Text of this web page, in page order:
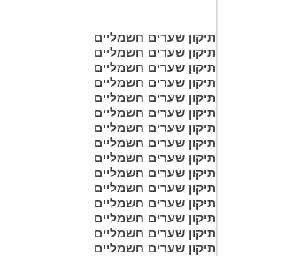
תיקון שערים חשמליים
תיקון שערים חשמליים
תיקון שערים חשמליים
תיקון שערים חשמליים
תיקון שערים חשמליים
תיקון שערים חשמליים
תיקון שערים חשמליים
תיקון שערים חשמליים
תיקון שערים חשמליים
תיקון שערים חשמליים
תיקון שערים חשמליים
תיקון שערים חשמליים
תיקון שערים חשמליים
תיקון שערים חשמליים
תיקון שערים חשמליים